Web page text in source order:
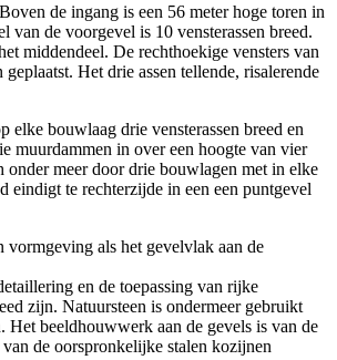
de ingang is een 56 meter hoge toren in
de voorgevel is 10 vensterassen breed.
middendeel. De rechthoekige vensters van
Het drie assen tellende, risalerende
bouwlaag drie vensterassen breed en
muurdammen in over een hoogte van vier
onder meer door drie bouwlagen met in elke
eindigt te rechterzijde in een een puntgevel
vormgeving als het gevelvlak aan de
en de toepassing van rijke
zijn. Natuursteen is ondermeer gebruikt
Het beeldhouwwerk aan de gevels is van de
de oorspronkelijke stalen kozijnen